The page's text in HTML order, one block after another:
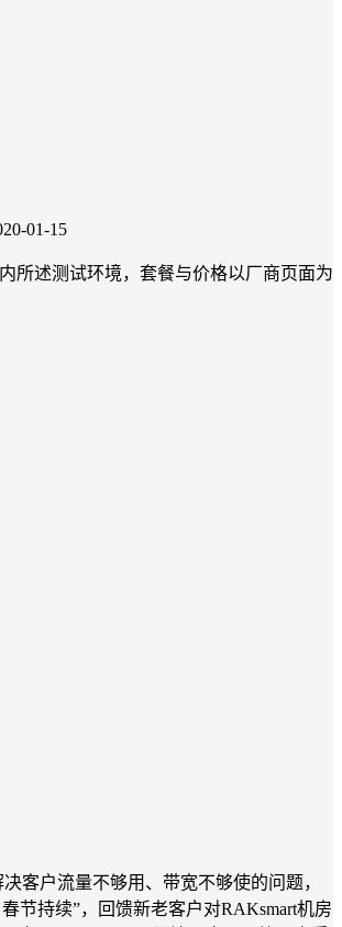
01-15
所述测试环境，套餐与价格以厂商页面为
客户流量不够用、带宽不够使的问题，
节持续”，回馈新老客户对RAKsmart机房